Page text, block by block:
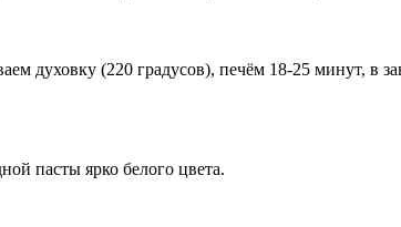
духовку (220 градусов), печём 18-25 минут, в
пасты ярко белого цвета.